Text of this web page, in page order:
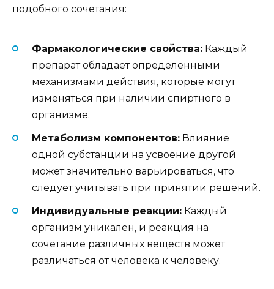
подобного сочетания:
Фармакологические свойства: Каждый
препарат обладает определенными
механизмами действия, которые могут
изменяться при наличии спиртного в
организме.
Метаболизм компонентов: Влияние
одной субстанции на усвоение другой
может значительно варьироваться, что
следует учитывать при принятии решений.
Индивидуальные реакции: Каждый
организм уникален, и реакция на
сочетание различных веществ может
различаться от человека к человеку.